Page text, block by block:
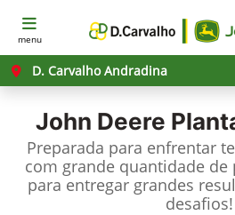
menu
D. Carvalho Andradina
John Deere
Preparada para enfrentar
com grande quantidade de
para entregar grandes
desafios!​